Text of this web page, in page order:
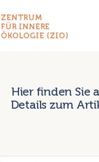
ZENTRUM
FÜR INNERE
ÖKOLOGIE (ZIO)
Hier finden Sie
Details zum